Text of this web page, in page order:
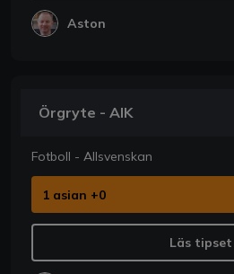
Aston
Örgryte - AIK
Fotboll - Allsvenskan
1 asian +0
Läs tipset